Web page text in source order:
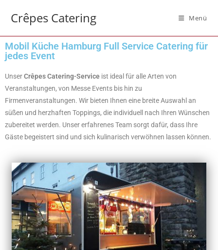
Crêpes Catering Menü
Mobil Küche Hamburg Full Service Catering für
jedes Event
UnserCrêpesCatering-Service ist ideal für alle Arten von
Veranstaltungen, von Messe Events bis hin zu
Firmenveranstaltungen. Wir bieten Ihnen eine breite Auswahl an
süßen und herzhaften Toppings, die individuell nach Ihren Wünschen
zubereitet werden. Unser erfahrenes Team sorgt dafür, dass Ihre
Gäste begeistert sind und sich kulinarisch verwöhnen lassen können.